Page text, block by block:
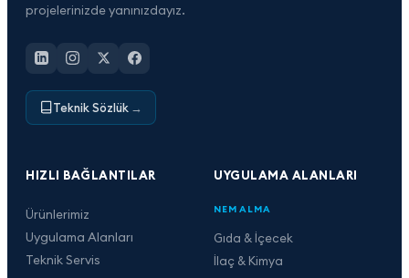
projelerinizde yanınızdayız.
Teknik Sözlük →
HIZLI BAĞLANTILAR
Ürünlerimiz
Uygulama Alanları
Teknik Servis
UYGULAMA ALANLARI
NEM ALMA
Gıda & İçecek
İlaç & Kimya